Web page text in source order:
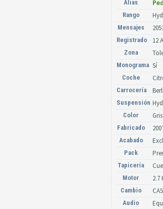
Alias
Rango
Mensajes
Registrado 12
Zona
Monograma Sí
Coche
Carrocería
Suspensión
Color
Fabricado
Acabado
Pack
Tapicería
Motor 2.7
Cambio CAS
Audio